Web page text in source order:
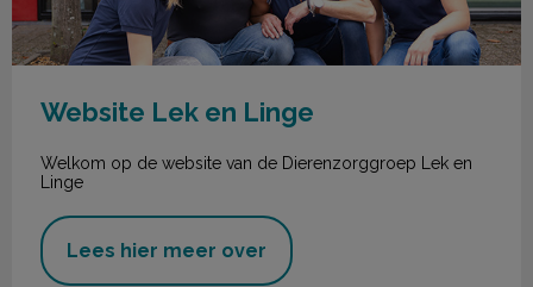
Website Lek en Linge
Welkom op de website van de Dierenzorggroep Lek en
Linge
Lees hier meer over